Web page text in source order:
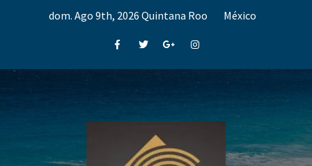
dom. Ago 9th, 2026 Quintana Roo México
FacebookTwitterGoogle+Instagram